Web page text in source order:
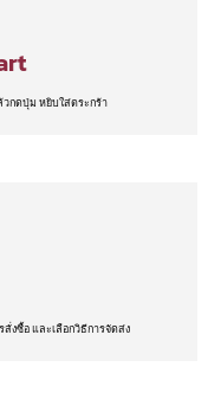
กดปุ่ม หยิบใส่ตระกร้า
งซื้อ และเลือกวิธีการจัดส่ง